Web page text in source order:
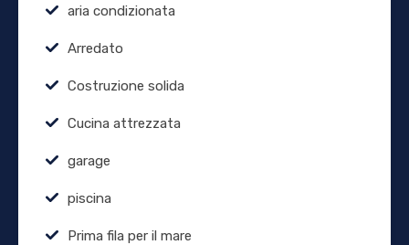
aria condizionata
Arredato
Costruzione solida
Cucina attrezzata
garage
piscina
Prima fila per il mare